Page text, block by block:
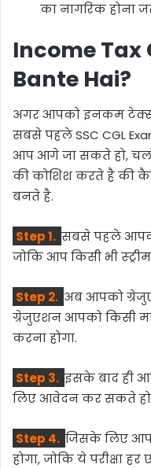
का नागरिक होना
Income Tax
Bante Hai?
अगर आपको इनकम
सबसे पहले SSC CGL
आप आगे जा सकते हो,
की कोशिश करते है
बनते है.
Step 1. सबसे पहले आपको
जोकि आप किसी भी
Step 2. अब आपको
ग्रेजुएशन आपको किसी
करना होगा.
Step 3. इसके बाद ही
लिए आवेदन कर सकते
Step 4. जिसके लिए
होगा, जोकि ये परीक्षा